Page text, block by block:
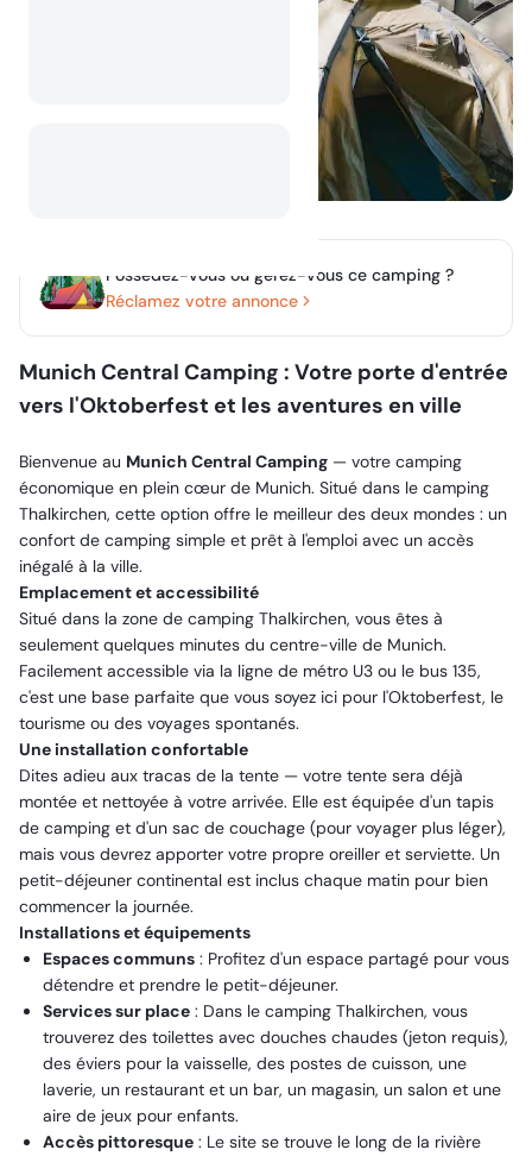
Possédez-vous ou gérez-vous ce camping ?
Réclamez votre annonce
Munich Central Camping : Votre porte d'entrée
vers l'Oktoberfest et les aventures en ville
Bienvenue au Munich Central Camping — votre camping
économique en plein cœur de Munich. Situé dans le camping
Thalkirchen, cette option offre le meilleur des deux mondes : un
confort de camping simple et prêt à l'emploi avec un accès
inégalé à la ville.
Emplacement et accessibilité
Situé dans la zone de camping Thalkirchen, vous êtes à
seulement quelques minutes du centre-ville de Munich.
Facilement accessible via la ligne de métro U3 ou le bus 135,
c'est une base parfaite que vous soyez ici pour l'Oktoberfest, le
tourisme ou des voyages spontanés.
Une installation confortable
Dites adieu aux tracas de la tente — votre tente sera déjà
montée et nettoyée à votre arrivée. Elle est équipée d'un tapis
de camping et d'un sac de couchage (pour voyager plus léger),
mais vous devrez apporter votre propre oreiller et serviette. Un
petit-déjeuner continental est inclus chaque matin pour bien
commencer la journée.
Installations et équipements
Espaces communs : Profitez d'un espace partagé pour vous
détendre et prendre le petit-déjeuner.
Services sur place : Dans le camping Thalkirchen, vous
trouverez des toilettes avec douches chaudes (jeton requis),
des éviers pour la vaisselle, des postes de cuisson, une
laverie, un restaurant et un bar, un magasin, un salon et une
aire de jeux pour enfants.
Accès pittoresque : Le site se trouve le long de la rivière